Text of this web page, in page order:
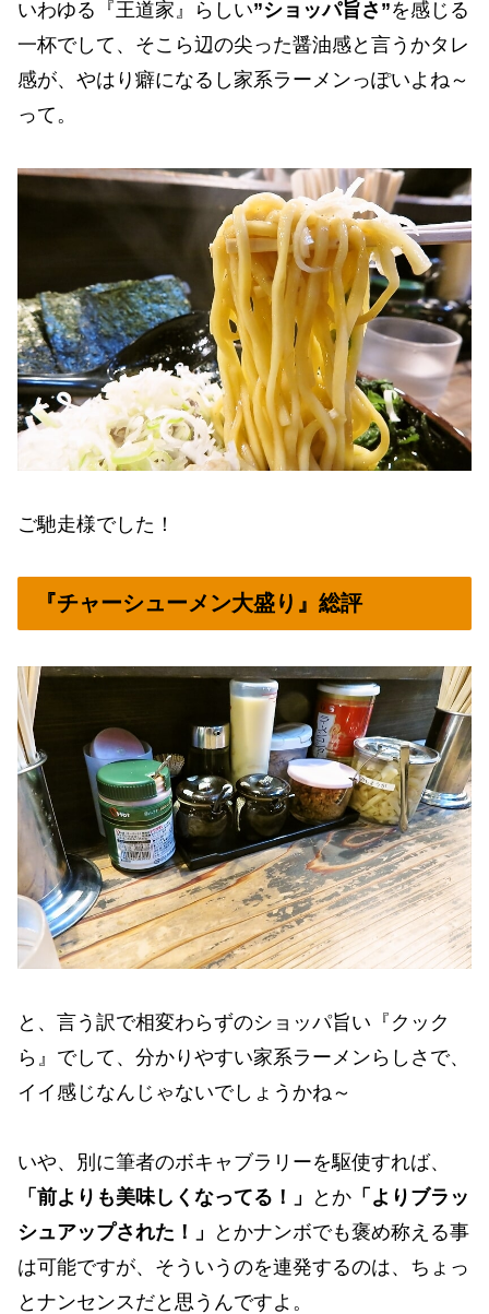
いわゆる『王道家』らしい”ショッパ旨さ”を感じる
一杯でして、そこら辺の尖った醤油感と言うかタレ
感が、やはり癖になるし家系ラーメンっぽいよね～
って。
ご馳走様でした！
『チャーシューメン大盛り』総評
と、言う訳で相変わらずのショッパ旨い『クック
ら』でして、分かりやすい家系ラーメンらしさで、
イイ感じなんじゃないでしょうかね～
いや、別に筆者のボキャブラリーを駆使すれば、
「前よりも美味しくなってる！」
とか 「よりブラッ
シュアップされた！」
とかナンボでも褒め称える事
は可能ですが、そういうのを連発するのは、ちょっ
とナンセンスだと思うんですよ。